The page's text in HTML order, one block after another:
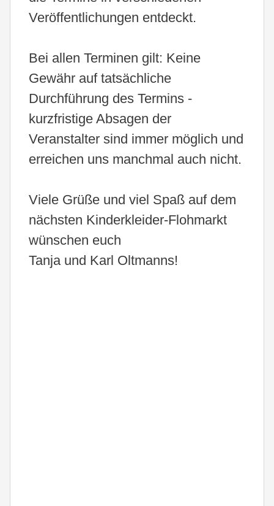
Veröffentlichungen entdeckt.
Bei allen Terminen gilt: Keine
Gewähr auf tatsächliche
Durchführung des Termins -
kurzfristige Absagen der
Veranstalter sind immer möglich und
erreichen uns manchmal auch nicht.
Viele Grüße und viel Spaß auf dem
nächsten Kinderkleider-Flohmarkt
wünschen euch
Tanja und Karl Oltmanns!